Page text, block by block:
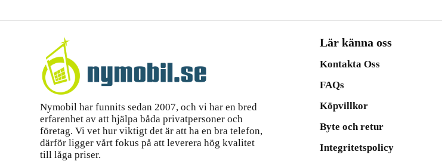
Nymobil har funnits sedan 2007, och vi har en bred
erfarenhet av att hjälpa båda privatpersoner och
företag. Vi vet hur viktigt det är att ha en bra telefon,
därför ligger vårt fokus på att leverera hög kvalitet
till låga priser.
Lär känna oss
Kontakta Oss
FAQs
Köpvillkor
Byte och retur
Integritetspolicy